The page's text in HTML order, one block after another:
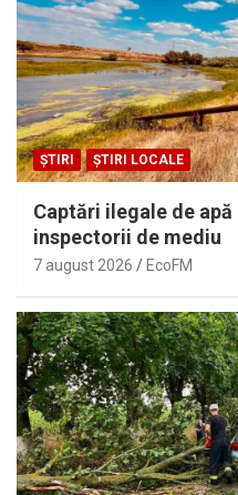
ȘTIRI ȘTIRI LOCALE
Captări ilegale de
inspectorii de mediu
7 august 2026 EcoFM